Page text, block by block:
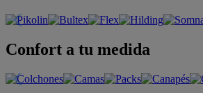
Confort a tu medida